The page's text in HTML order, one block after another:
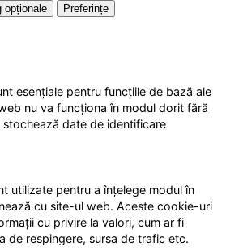
opționale
Preferințe
esențiale pentru funcțiile de bază ale
nu va funcționa în modul dorit fără
date de identificare
utilizate pentru a înțelege modul în
cu site-ul web. Aceste cookie-uri
cu privire la valori, cum ar fi
de respingere, sursa de trafic etc.